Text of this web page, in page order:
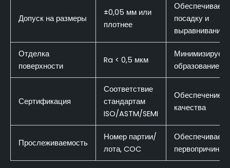
Допуск на размеры
±0,05 мм или
плотнее
Обеспечивает
посадку и
выравнивание
Отделка
поверхности
Ra < 0,5 мкм
Минимизирует
образование
Сертификация
Соответствие
стандартам
ISO/ASTM/SEMI
Обеспечение
качества
Прослеживаемость
Номер партии/
лота, COC
Обеспечивает
первопричин